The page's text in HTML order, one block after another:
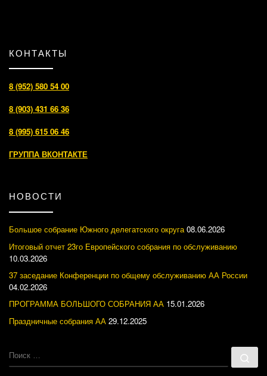
КОНТАКТЫ
8 (952) 580 54 00
8 (903) 431 66 36
8 (995) 615 06 46
ГРУППА ВКОНТАКТЕ
НОВОСТИ
Большое собрание Южного делегатского округа 08.06.2026
Итоговый отчет 23го Европейского собрания по обслуживанию
10.03.2026
37 заседание Конференции по общему обслуживанию АА России
04.02.2026
ПРОГРАММА БОЛЬШОГО СОБРАНИЯ АА 15.01.2026
Праздничные собрания АА 29.12.2025
ПОИСК